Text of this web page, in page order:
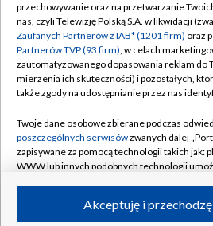
Abonament
Sklep TVP
Biuro
Oferta
Emisja w
Rada
Ogłoszenia
Akademia
Regulamin
Polityka
Moje
Biuro
Kanały
©2026 Telewizja Polska Spółka
przechowywanie oraz na przetwarzanie
nas, czyli Telewizję Polską S.A. w likwidacji
Zaufanych Partnerów z IAB* (1201 firm) oraz
Partnerów TVP (93 firm), w celach
zautomatyzowanego dopasowania reklam do
mierzenia ich skuteczności) i pozostałych,
także zgody na udostępnianie przez nas
Twoje dane osobowe zbierane podczas
poszczególnych serwisówzwanych dalej
zapisywane za pomocą technologii takich jak:
WWW lub innych podobnych technologii
ruchu w Internecie.Akceptuję i